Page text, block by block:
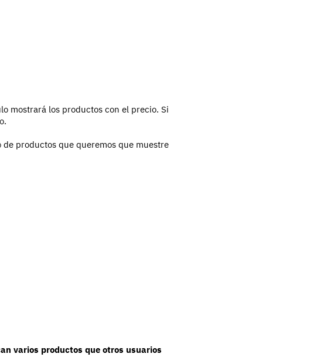
mostrará los productos con el precio. Si
productos que queremos que muestre
varios productos que otros usuarios